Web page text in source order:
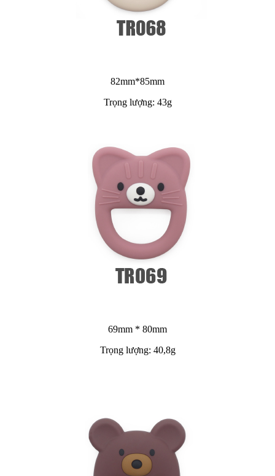
82mm*85mm
Trọng lượng: 43g
69mm * 80mm
Trọng lượng: 40,8g